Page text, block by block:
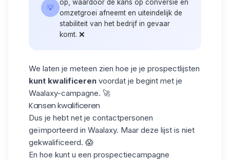
💡
op, waardoor de kans op conversie en
omzetgroei afneemt en uiteindelijk de
stabiliteit van het bedrijf in gevaar
komt. ❌
We laten je meteen zien hoe je je prospectlijsten
kunt kwalificeren voordat je begint met je
Waalaxy-campagne. 🚀
Kansen kwalificeren
Dus je hebt net je contactpersonen
geïmporteerd in Waalaxy. Maar deze lijst is niet
gekwalificeerd. 😱
En hoe kunt u een prospectiecampagne